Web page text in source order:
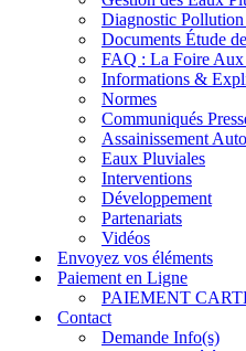
Diagnostic Pollution
Documents Étude
FAQ : La Foire Aux
Informations &
Normes
Communiqués
Assainissement
Eaux Pluviales
Interventions
Développement
Partenariats
Vidéos
Envoyez vos éléments
Paiement en Ligne
PAIEMENT
Contact
Demande Info(s)